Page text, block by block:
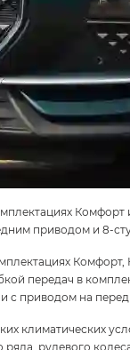
Комфорт
приводом и 8-
передач в
приводом на
климатических
рулевого